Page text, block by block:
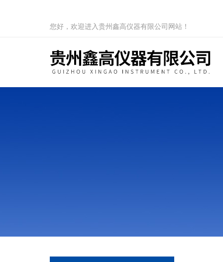
您好，欢迎进入贵州鑫高仪器有限公司网站！